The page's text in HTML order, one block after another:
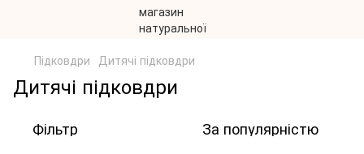
Підковдри Дитячі підковдри
Дитячі підковдри
Фільтр За популярністю